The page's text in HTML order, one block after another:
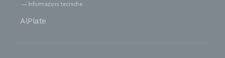
Informazioni tecniche
AlPlate